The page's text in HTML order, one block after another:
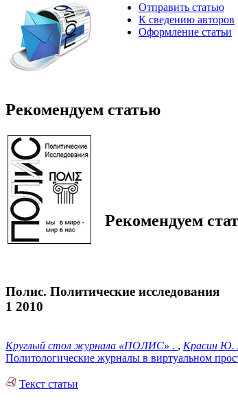
Отправить статью
К сведению авторов
Оформление статьи
Рекомендуем статью
Рекомендуем
Полис. Политические исследования
1 2010
Круглый стол журнала «ПОЛИС» . , Красин Ю.
Политологические журналы в виртуальном
Текст статьи